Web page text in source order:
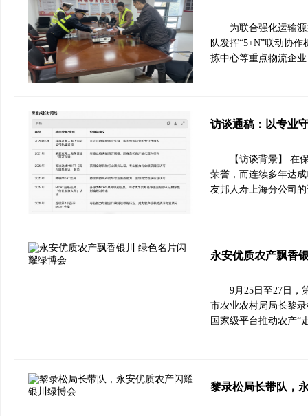
为联合强化运输
队发挥“5+N”联动协
拣中心等重点物流企
访谈通稿：以专业
【访谈背景】 在
荣誉，而连续多年达
友邦人寿上海分公司
永安优质农产飘香
9月25日至27日，
市农业农村局局长黎
国家级平台推动农产
黎录松局长带队，